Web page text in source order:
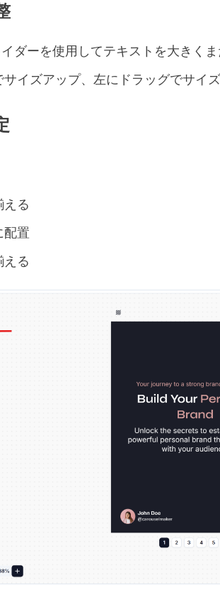
ダーを使用してテキストを大きくま
イズアップ、左にドラッグでサイ
える
配置
える